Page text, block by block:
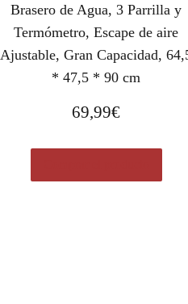
Brasero de Agua, 3 Parrilla y
Termómetro, Escape de aire
Ajustable, Gran Capacidad,
* 47,5 * 90 cm
69,99€